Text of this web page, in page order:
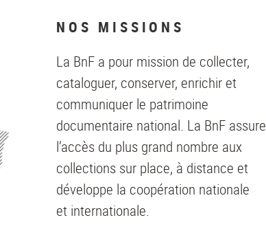
NOS MISSIONS
La BnF a pour mission de collecter,
cataloguer, conserver, enrichir et
communiquer le patrimoine
documentaire national. La BnF assure
l’accès du plus grand nombre aux
collections sur place, à distance et
développe la coopération nationale
et internationale.